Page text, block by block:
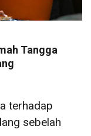
Tangga
terhadap
sebelah